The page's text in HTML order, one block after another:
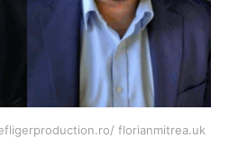
florianmitrea.uk